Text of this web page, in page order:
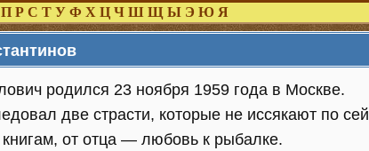
П Р С Т У Ф Х Ц Ч Ш Щ Ы Э Ю Я
родился 23 ноября 1959 года в Москве.
две страсти, которые не иссякают по сей
от отца — любовь к рыбалке.